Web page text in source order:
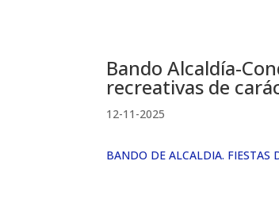
Bando Alcaldía-
recreativas de
12-11-2025
BANDO DE ALCALDIA. FIESTAS